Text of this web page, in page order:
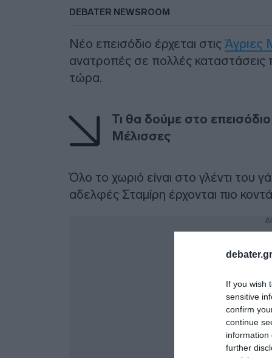
If you wish
sensitive
confirm
continue
information
further
DEBATER NEWSROOM
Νέο επεισόδιο έρχεται στις Άγριες
ανατροπές σε πολλές καταστάσεις
τώρα.
Τι θα δούμε στο
Μέλισσες
Όλο το χωριό είναι στο γλέντι του
αδελφές Σταμίρη έρχονται πιο